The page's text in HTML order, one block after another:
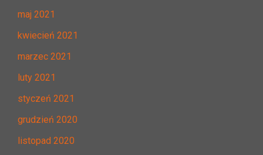
maj 2021
kwiecień 2021
marzec 2021
luty 2021
styczeń 2021
grudzień 2020
listopad 2020